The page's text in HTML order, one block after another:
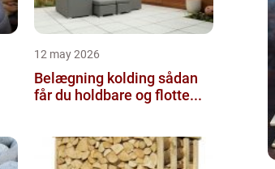
12 may 2026
Belægning kolding sådan
får du holdbare og flotte...